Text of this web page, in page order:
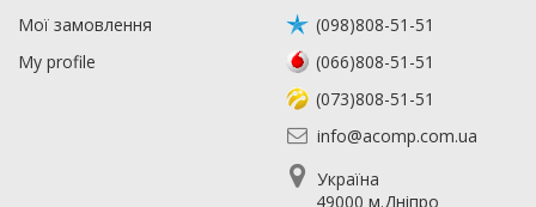
Мої замовлення
My profile
(098)808-51-51
(066)808-51-51
(073)808-51-51
info@acomp.com.ua
Україна
49000 м.Дніпро